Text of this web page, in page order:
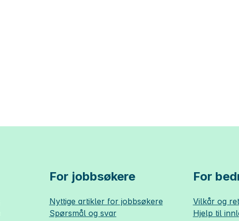
For jobbsøkere
Nyttige artikler for jobbsøkere
Spørsmål og svar
For
Vilkår og
Hjelp til